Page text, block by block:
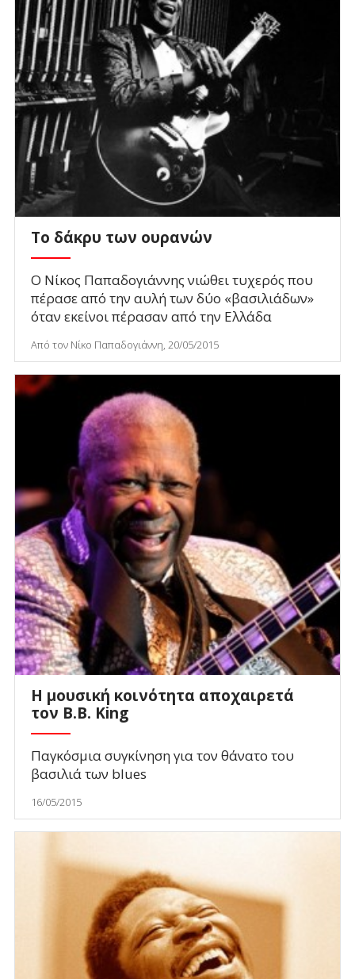
Το δάκρυ των ουρανών
Ο Νίκος Παπαδογιάννης νιώθει τυχερός που
πέρασε από την αυλή των δύο «βασιλιάδων»
όταν εκείνοι πέρασαν από την Ελλάδα
Από τον Νίκο Παπαδογιάννη, 20/05/2015
H μουσική κοινότητα αποχαιρετά
τον B.B. King
Παγκόσμια συγκίνηση για τον θάνατο του
βασιλιά των blues
16/05/2015